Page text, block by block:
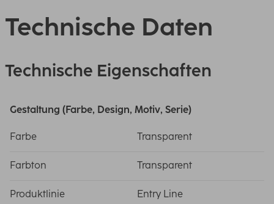
Technische Daten
Technische Eigenschaften
Gestaltung (Farbe, Design, Motiv, Serie)
Farbe Transparent
Farbton Transparent
Produktlinie Entry Line